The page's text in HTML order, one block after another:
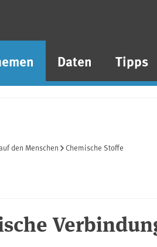
Daten Tipps
den Menschen Chemische Stoffe